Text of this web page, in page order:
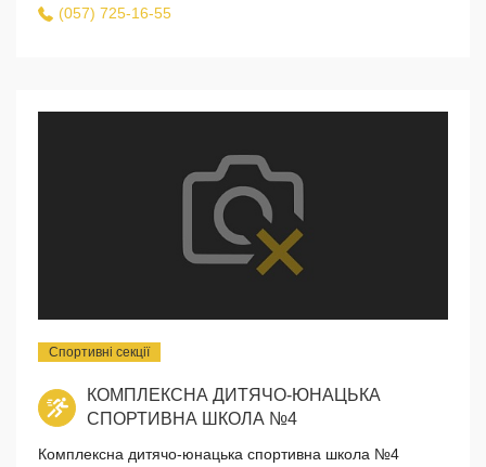
(057) 725-16-55
Спортивні секції
КОМПЛЕКСНА ДИТЯЧО-ЮНАЦЬКА
СПОРТИВНА ШКОЛА №4
Комплексна дитячо-юнацька спортивна школа №4